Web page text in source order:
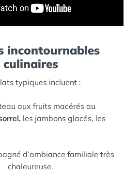
incontournables
culinaires
typiques incluent :
aux fruits macérés au
les jambons glacés, les
d’ambiance familiale très
chaleureuse.